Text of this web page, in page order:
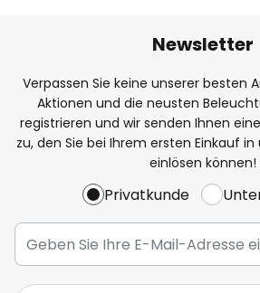
Newsletter
Verpassen Sie keine unserer besten
Aktionen und die neusten
registrieren und wir senden Ihnen
zu, den Sie bei Ihrem ersten Einkauf
einlösen können!
Privatkunde